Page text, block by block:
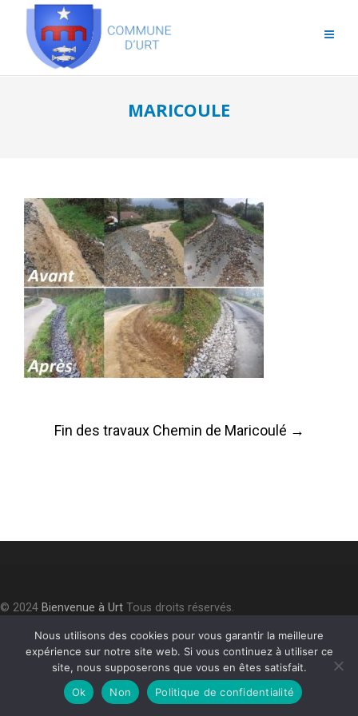
MARICOULE
Post
Fin des travaux Chemin de Maricoulé →
© 2024 Bienvenue à Urt Tous droits réservés.
Accessibilité
⎮Plan du site ⎮ Mentions légales ⎮
Politique de
confidentialité
Nous utilisons des cookies pour vous garantir la meilleure
expérience sur notre site web. Si vous continuez à utiliser ce
site, nous supposerons que vous en êtes satisfait.
Ok
Non Politique de confidentialité